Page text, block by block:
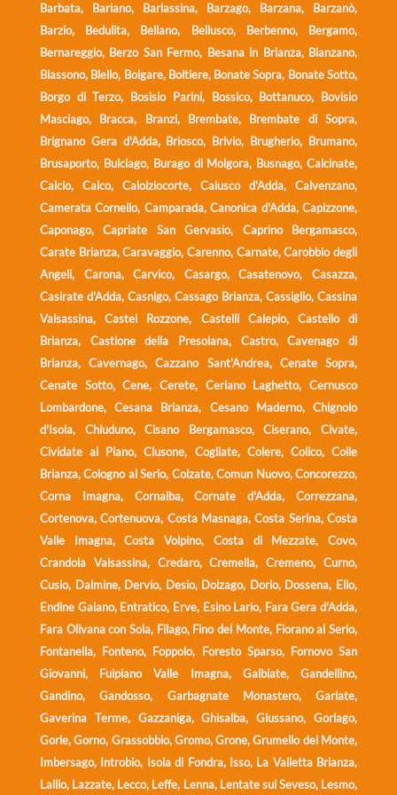
Barbata, Bariano, Barlassina, Barzago, Barzana, Barzanò,
Barzio, Bedulita, Bellano, Bellusco, Berbenno, Bergamo,
Bernareggio, Berzo San Fermo, Besana in Brianza, Bianzano,
Biassono, Blello, Bolgare, Boltiere, Bonate Sopra, Bonate Sotto,
Borgo di Terzo, Bosisio Parini, Bossico, Bottanuco, Bovisio
Masciago, Bracca, Branzi, Brembate, Brembate di Sopra,
Brignano Gera d'Adda, Briosco, Brivio, Brugherio, Brumano,
Brusaporto, Bulciago, Burago di Molgora, Busnago, Calcinate,
Calcio, Calco, Calolziocorte, Calusco d'Adda, Calvenzano,
Camerata Cornello, Camparada, Canonica d'Adda, Capizzone,
Caponago, Capriate San Gervasio, Caprino Bergamasco,
Carate Brianza, Caravaggio, Carenno, Carnate, Carobbio degli
Angeli, Carona, Carvico, Casargo, Casatenovo, Casazza,
Casirate d'Adda, Casnigo, Cassago Brianza, Cassiglio, Cassina
Valsassina, Castel Rozzone, Castelli Calepio, Castello di
Brianza, Castione della Presolana, Castro, Cavenago di
Brianza, Cavernago, Cazzano Sant'Andrea, Cenate Sopra,
Cenate Sotto, Cene, Cerete, Ceriano Laghetto, Cernusco
Lombardone, Cesana Brianza, Cesano Maderno, Chignolo
d'Isola, Chiuduno, Cisano Bergamasco, Ciserano, Civate,
Cividate al Piano, Clusone, Cogliate, Colere, Colico, Colle
Brianza, Cologno al Serio, Colzate, Comun Nuovo, Concorezzo,
Corna Imagna, Cornalba, Cornate d'Adda, Correzzana,
Cortenova, Cortenuova, Costa Masnaga, Costa Serina, Costa
Valle Imagna, Costa Volpino, Costa di Mezzate, Covo,
Crandola Valsassina, Credaro, Cremella, Cremeno, Curno,
Cusio, Dalmine, Dervio, Desio, Dolzago, Dorio, Dossena, Ello,
Endine Gaiano, Entratico, Erve, Esino Lario, Fara Gera d'Adda,
Fara Olivana con Sola, Filago, Fino del Monte, Fiorano al Serio,
Fontanella, Fonteno, Foppolo, Foresto Sparso, Fornovo San
Giovanni, Fuipiano Valle Imagna, Galbiate, Gandellino,
Gandino, Gandosso, Garbagnate Monastero, Garlate,
Gaverina Terme, Gazzaniga, Ghisalba, Giussano, Gorlago,
Gorle, Gorno, Grassobbio, Gromo, Grone, Grumello del Monte,
Imbersago, Introbio, Isola di Fondra, Isso, La Valletta Brianza,
Lallio, Lazzate, Lecco, Leffe, Lenna, Lentate sul Seveso, Lesmo,